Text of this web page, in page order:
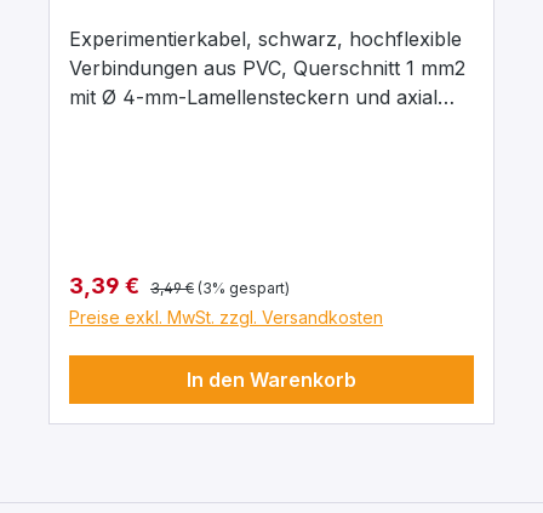
Experimentierkabel, schwarz, hochflexible
Verbindungen aus PVC, Querschnitt 1 mm2
mit Ø 4-mm-Lamellensteckern und axial
mΩ. Arbeitstemperatur -10 … + 70°C.
Verkaufspreis:
3,39 € Regulärer Preis:
3,49 € (3% gespart)
Preise exkl. MwSt. zzgl. Versandkosten
In den Warenkorb